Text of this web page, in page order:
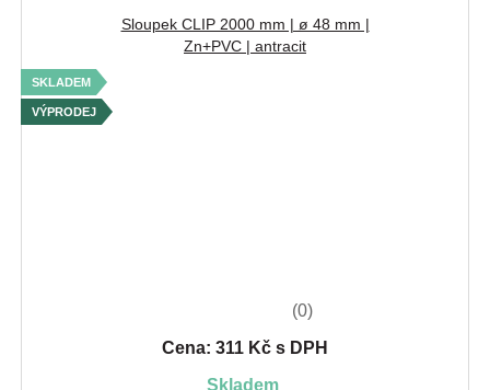
Sloupek CLIP 2000 mm | ø 48 mm |
Zn+PVC | antracit
SKLADEM
VÝPRODEJ
(0)
Cena: 311 Kč s DPH
skladem